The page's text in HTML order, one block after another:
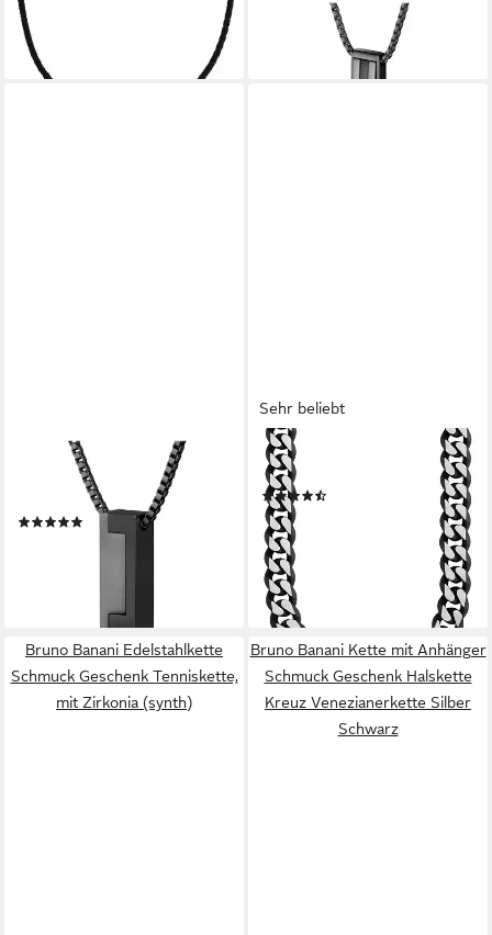
19,99 €
lieferbar - in 2-3 Werktagen bei dir
lieferbar - in 2-3 Werktagen bei dir
Kette mit Anhänger CANDOR
JEWELRY
Sehr beliebt
S.OLIVER
Kette ohne Anhänger
ab 63,60 €
-20%
lieferbar - in 2-3 Werktagen bei dir
Bruno Banani Edelstahlkette
Schmuck Geschenk Tenniskette,
mit Zirkonia (synth)
Bruno Banani Kette mit Anhänger
Schmuck Geschenk Halskette
Kreuz Venezianerkette Silber
Schwarz